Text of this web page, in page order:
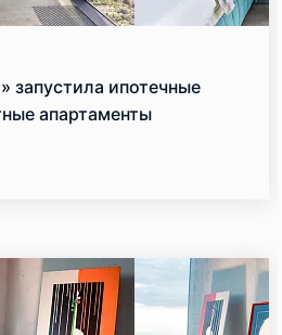
запустила ипотечные
апартаменты